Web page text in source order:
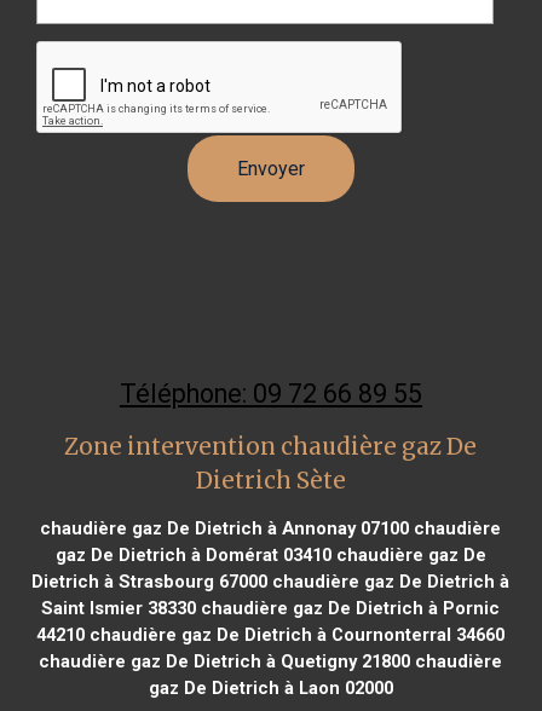
Téléphone: 09 72 66 89 55
Zone intervention chaudière gaz De
Dietrich Sète
chaudière gaz De Dietrich à Annonay 07100 chaudière
gaz De Dietrich à Domérat 03410chaudière gaz De
Dietrich à Strasbourg 67000 chaudière gaz De Dietrich à
Saint Ismier 38330 chaudière gaz De Dietrich à Pornic
44210 chaudière gaz De Dietrich à Cournonterral 34660
chaudière gaz De Dietrich à Quetigny 21800 chaudière
gaz De Dietrich à Laon 02000